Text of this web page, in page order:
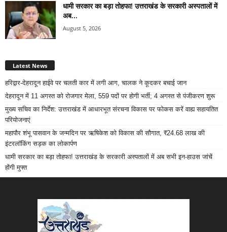
धामी सरकार का बड़ा तोहफा! उत्तराखंड के सरकारी अस्पतालों में
अब...
August 5, 2026
Latest News
हरिद्वार-देहरादून हाईवे पर चलती कार में लगी आग, चालक ने कूदकर बचाई जान
देहरादून में 11 अगस्त को रोजगार मेला, 559 पदों पर होगी भर्ती; 4 अगस्त से पंजीकरण शुरू
मुख्य सचिव का निर्देश: उत्तराखंड में आधारभूत संरचना विकास पर फोकस करें वाह्य सहायतित
परियोजनाएं
महापौर शंभू पासवान के जन्मदिन पर ऋषिकेश को विकास की सौगात, ₹24.68 लाख की
इंटरलॉकिंग सड़क का लोकार्पण
धामी सरकार का बड़ा तोहफा! उत्तराखंड के सरकारी अस्पतालों में अब सभी इन-हाउस जांचें
होंगी मुफ्त